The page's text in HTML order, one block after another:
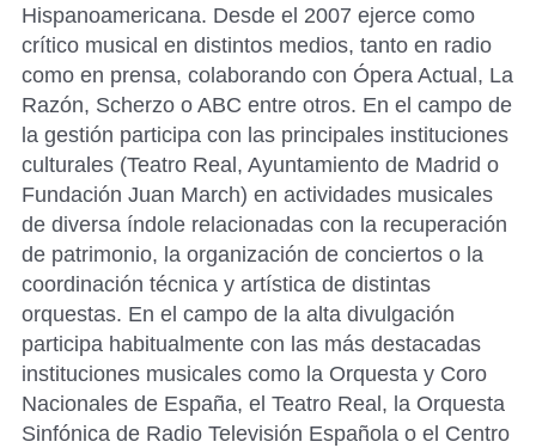
Hispanoamericana. Desde el 2007 ejerce como
crítico musical en distintos medios, tanto en radio
como en prensa, colaborando con Ópera Actual, La
Razón, Scherzo o ABC entre otros. En el campo de
la gestión participa con las principales instituciones
culturales (Teatro Real, Ayuntamiento de Madrid o
Fundación Juan March) en actividades musicales
de diversa índole relacionadas con la recuperación
de patrimonio, la organización de conciertos o la
coordinación técnica y artística de distintas
orquestas. En el campo de la alta divulgación
participa habitualmente con las más destacadas
instituciones musicales como la Orquesta y Coro
Nacionales de España, el Teatro Real, la Orquesta
Sinfónica de Radio Televisión Española o el Centro